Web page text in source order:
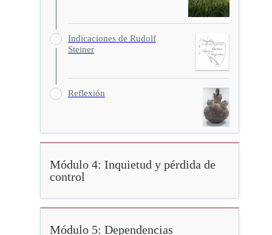
Indicaciones de Rudolf
Steiner
Reflexión
Módulo 4: Inquietud y pérdida de
control
Módulo 5: Dependencias